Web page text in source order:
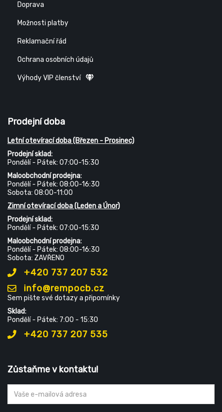
Doprava
Možnosti platby
Reklamační řád
Ochrana osobních údajů
Výhody VIP členství
Prodejní doba
Letní otevírací doba (Březen - Prosinec)
Prodejní sklad:
Pondělí - Pátek: 07:00-15:30
Maloobchodní prodejna:
Pondělí - Pátek: 08:00-16:30
Sobota: 08:00-11:00
Zimní otevírací doba (Leden a Únor)
Prodejní sklad:
Pondělí - Pátek: 07:00-15:30
Maloobchodní prodejna:
Pondělí - Pátek: 08:00-16:30
Sobota: ZAVŘENO
+420 737 207 532
info@rempocb.cz
Sem pište své dotazy a připomínky
Sklad:
Pondělí - Pátek: 7:00 - 15:30
+420 737 207 535
Zůstaňme v kontaktu!